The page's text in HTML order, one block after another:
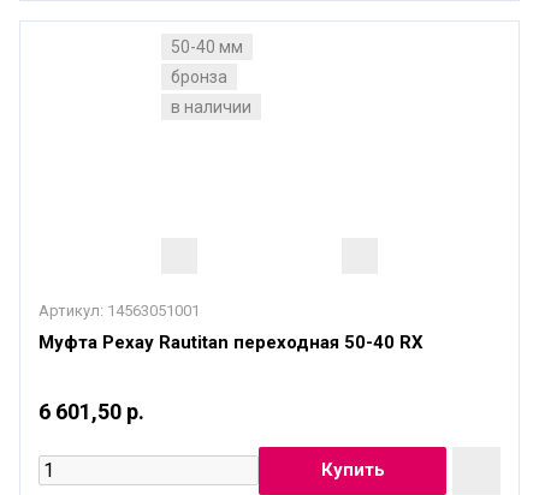
50-40 мм
бронза
в наличии
Артикул: 14563051001
Муфта Рехау Rautitan переходная 50-40 RX
6 601,50 р.